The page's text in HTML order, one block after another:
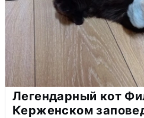
Легендарный кот
Керженском